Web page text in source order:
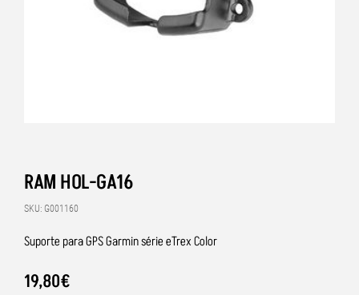
RAM HOL-GA16
SKU: G001160
Suporte para GPS Garmin série eTrex Color
19,80€